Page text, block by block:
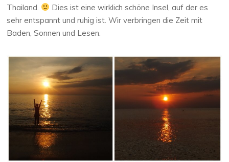
Thailand.
Dies ist eine wirklich schöne Insel, auf der es
sehr entspannt und ruhig ist. Wir verbringen die Zeit mit
Baden, Sonnen und Lesen.